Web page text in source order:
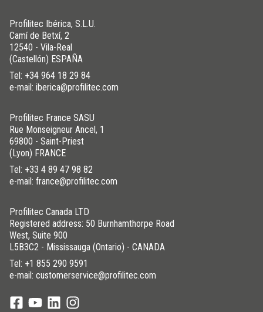
Profilitec Ibérica, S.L.U.
Camí de Betxí, 2
12540 - Vila-Real
(Castellón) ESPAÑA
Tel: +34 964 18 29 84
e-mail: iberica@profilitec.com
Profilitec France SASU
Rue Monseigneur Ancel, 1
69800 - Saint-Priest
(Lyon) FRANCE
Tel: +33 4 89 47 98 82
e-mail: france@profilitec.com
Profilitec Canada LTD
Registered address: 50 Burnhamthorpe Road
West, Suite 900
L5B3C2 - Mississauga (Ontario) - CANADA
Tel: +1 855 290 9591
e-mail: customerservice@profilitec.com